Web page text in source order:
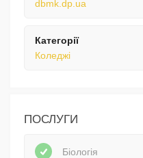
dbmk.dp.ua
Категорії
Коледжі
ПОСЛУГИ
Біологія